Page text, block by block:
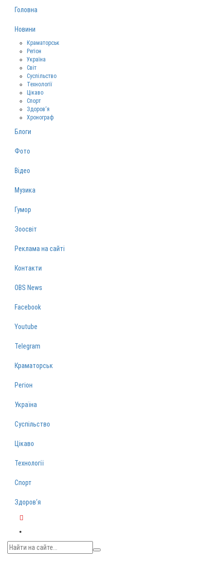
Головна
Новини
Краматорськ
Регіон
Україна
Світ
Суспільство
Технології
Цікаво
Спорт
Здоров‘я
Хронограф
Блоги
Фото
Відео
Музика
Гумор
Зоосвіт
Реклама на сайті
Контакти
OBS News
Facebook
Youtube
Telegram
Краматорськ
Регіон
Україна
Суспільство
Цікаво
Технології
Спорт
Здоров‘я